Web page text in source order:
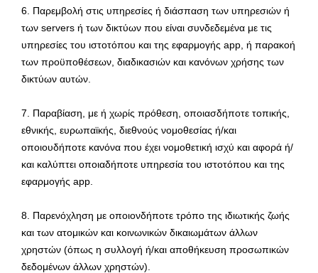
6. Παρεμβολή στις υπηρεσίες ή διάσπαση των υπηρεσιών ή
των servers ή των δικτύων που είναι συνδεδεμένα με τις
υπηρεσίες του ιστοτόπου και της εφαρμογής app, ή παρακοή
των προϋποθέσεων, διαδικασιών και κανόνων χρήσης των
δικτύων αυτών.
7. Παραβίαση, με ή χωρίς πρόθεση, οποιασδήποτε τοπικής,
εθνικής, ευρωπαϊκής, διεθνούς νομοθεσίας ή/και
οποιουδήποτε κανόνα που έχει νομοθετική ισχύ και αφορά ή/
και καλύπτει οποιαδήποτε υπηρεσία του ιστοτόπου και της
εφαρμογής app.
8. Παρενόχληση με οποιονδήποτε τρόπο της ιδιωτικής ζωής
και των ατομικών και κοινωνικών δικαιωμάτων άλλων
χρηστών (όπως η συλλογή ή/και αποθήκευση προσωπικών
δεδομένων άλλων χρηστών).